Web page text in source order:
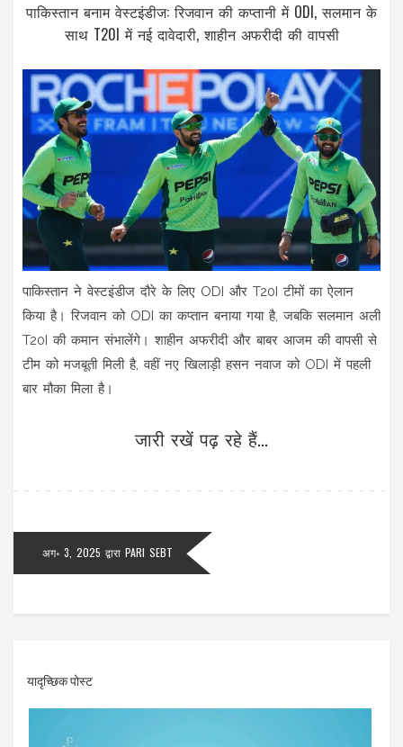
पाकिस्तान बनाम वेस्टइंडीज: रिजवान की कप्तानी में ODI, सलमान के
साथ T20I में नई दावेदारी, शाहीन अफरीदी की वापसी
पाकिस्तान ने वेस्टइंडीज दौरे के लिए ODI और T20I टीमों का ऐलान
किया है। रिजवान को ODI का कप्तान बनाया गया है, जबकि सलमान अली
T20I की कमान संभालेंगे। शाहीन अफरीदी और बाबर आजम की वापसी से
टीम को मजबूती मिली है, वहीं नए खिलाड़ी हसन नवाज को ODI में पहली
बार मौका मिला है।
जारी रखें पढ़ रहे हैं...
अग॰ 3, 2025 द्वारा PARI SEBT
यादृच्छिक पोस्ट